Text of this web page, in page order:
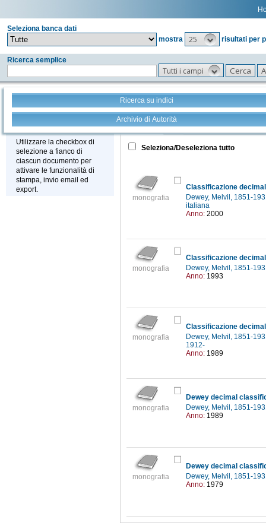
Seleziona banca dati
mostra
25 risultati per
Ricerca semplice
Tutti i campi
Ricerca su indici
Archivio di Autorità
Stampa - Email - Export
Utilizzare la checkbox di
selezione a fianco di
ciascun documento per
attivare le funzionalità di
stampa, invio email ed
export.
Tutto +
Seleziona/Deseleziona tutto
monografia
Classificazione
Dewey, Melvil, 1851-
italiana
Anno: 2000
monografia
Classificazione
Dewey, Melvil, 1851-
Anno: 1993
monografia
Classificazione
Dewey, Melvil, 1851-
1912-
Anno: 1989
monografia
Dewey decimal
Dewey, Melvil, 1851-
Anno: 1989
monografia
Dewey decimal
Dewey, Melvil, 1851-
Anno: 1979